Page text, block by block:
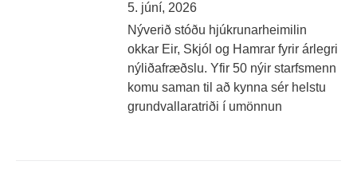
5. júní, 2026
Nýverið stóðu hjúkrunarheimilin
okkar Eir, Skjól og Hamrar fyrir árlegri
nýliðafræðslu. Yfir 50 nýir starfsmenn
komu saman til að kynna sér helstu
grundvallaratriði í umönnun